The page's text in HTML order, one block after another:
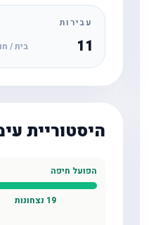
עבירות
11 בית /
היסטוריית
הפועל חיפה
19 נצחונות